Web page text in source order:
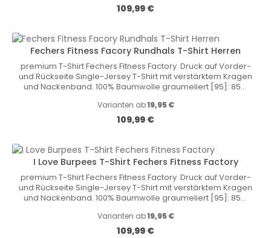
Regulärer Preis:
109,99 €
Fechers Fitness Facory Rundhals T-Shirt Herren
premium T-Shirt Fechers Fitness Factory Druck auf Vorder-
und Rückseite Single-Jersey T-Shirt mit verstärktem Kragen
und Nackenband. 100% Baumwolle graumeliert [95]: 85%
Varianten ab19,95 €
Regulärer Preis:
109,99 €
I Love Burpees T-Shirt Fechers Fitness Factory
premium T-Shirt Fechers Fitness Factory Druck auf Vorder-
und Rückseite Single-Jersey T-Shirt mit verstärktem Kragen
und Nackenband. 100% Baumwolle graumeliert [95]: 85%
Varianten ab19,95 €
Regulärer Preis:
109,99 €